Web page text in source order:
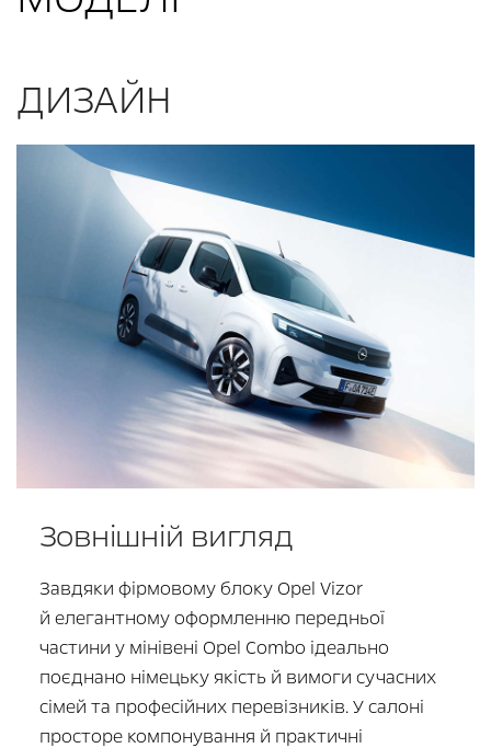
ДИЗАЙН
Зовнішній вигляд
Завдяки фірмовому блоку Opel Vizor
й елегантному оформленню передньої
частини у мінівені Opel Combo ідеально
поєднано німецьку якість й вимоги сучасних
сімей та професійних перевізників. У салоні
просторе компонування й практичні